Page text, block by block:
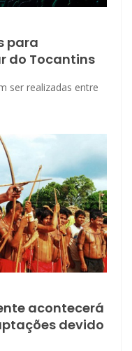
para
do Tocantins
ser realizadas entre
acontecerá
devido